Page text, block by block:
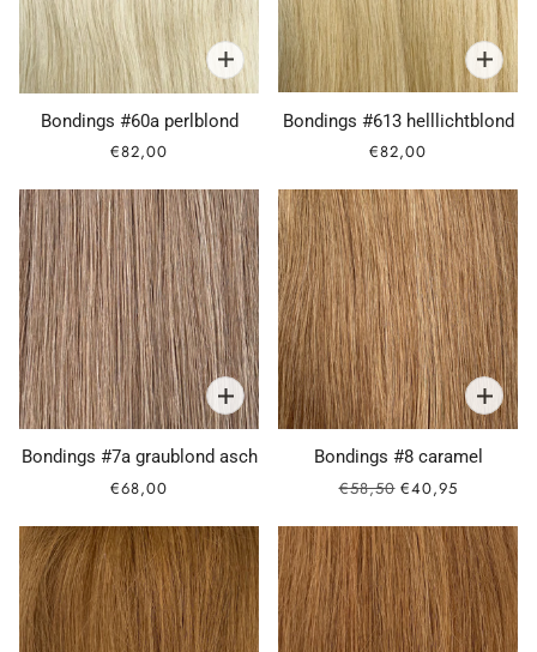
Bondings #60a perlblond
€82,00
Bondings #613 helllichtblond
€82,00
Bondings #7a graublond asch
€68,00
Bondings #8 caramel
€58,50 €40,95